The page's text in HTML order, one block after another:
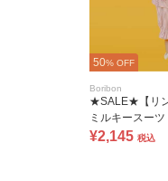
50% OFF
Boribon
★SALE★【リ
ミルキースーツ
¥2,145 税込